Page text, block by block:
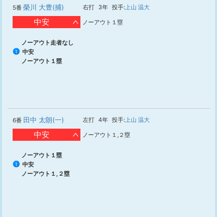
5番 榮川 大豊(捕) 右打 3年 投手:上山 温大
中安 ノーアウト１塁
ノーアウト走者なし
1
中安
ノーアウト１塁
6番 田中 太朗(一) 左打 4年 投手:上山 温大
中安 ノーアウト１,２塁
ノーアウト１塁
1
中安
ノーアウト１,２塁